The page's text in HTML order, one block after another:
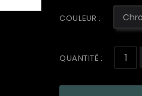
COULEUR :
QUANTITÉ :